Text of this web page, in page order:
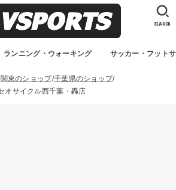
ランニング・ウォーキング サッカー・フット
SEARCH
関東のショップ 千葉県のショップ
オサイクル西千葉・轟店